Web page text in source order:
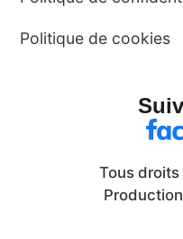
Politique de cookies
Tous